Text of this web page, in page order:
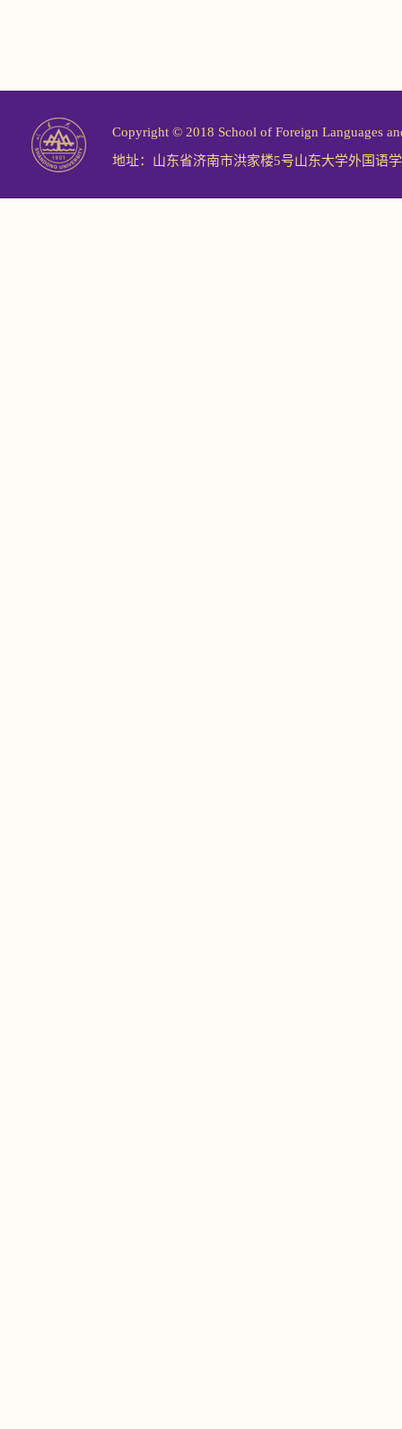
Copyright © 2018 School of Foreign Languages
地址：山东省济南市洪家楼5号山东大学外国语